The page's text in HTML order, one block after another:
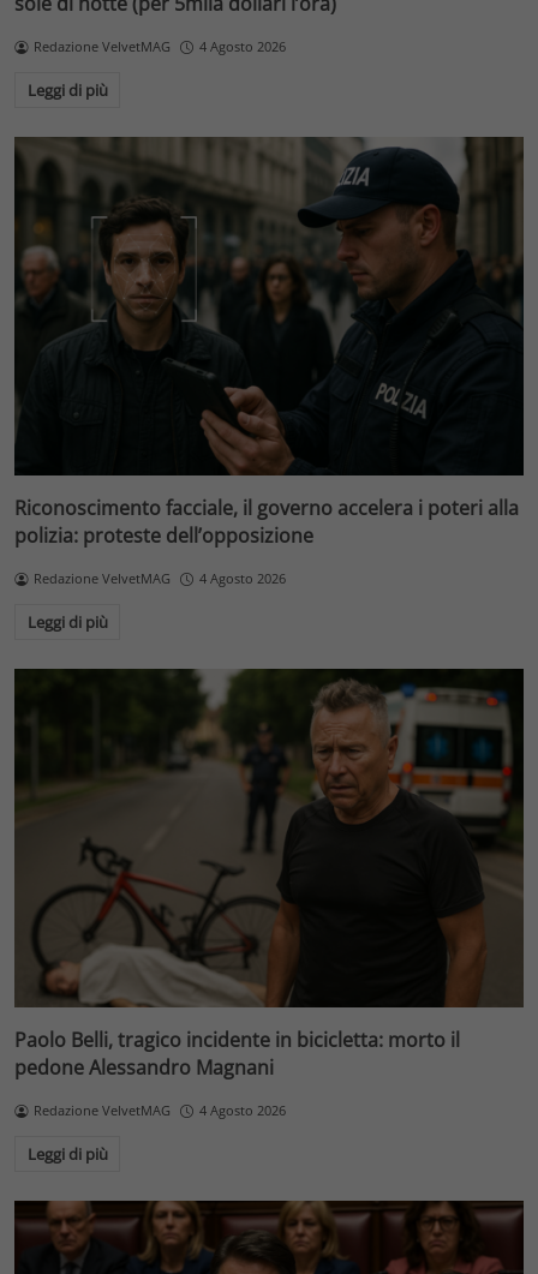
Redazione VelvetMAG 4 Agosto 2026
Leggi di più
Riconoscimento facciale, il governo accelera i poteri alla
polizia: proteste dell’opposizione
Redazione VelvetMAG 4 Agosto 2026
Leggi di più
Paolo Belli, tragico incidente in bicicletta: morto il
pedone Alessandro Magnani
Redazione VelvetMAG 4 Agosto 2026
Leggi di più